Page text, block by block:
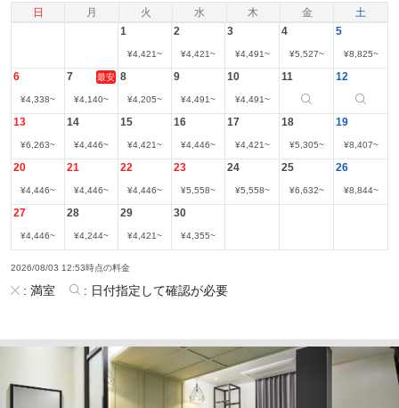
日 月 火 水 木 金 土
1
¥4,421~
2
¥4,421~
3
¥4,491~
4
¥5,527~
5
¥8,825~
6
¥4,338~
7 最安
¥4,140~
8
¥4,205~
9
¥4,491~
10
¥4,491~
11 12
13
¥6,263~
14
¥4,446~
15
¥4,421~
16
¥4,446~
17
¥4,421~
18
¥5,305~
19
¥8,407~
20
¥4,446~
21
¥4,446~
22
¥4,446~
23
¥5,558~
24
¥5,558~
25
¥6,632~
26
¥8,844~
27
¥4,446~
28
¥4,244~
29
¥4,421~
30
¥4,355~
2026/08/03 12:53時点の料金
: 満室 : 日付指定して確認が必要